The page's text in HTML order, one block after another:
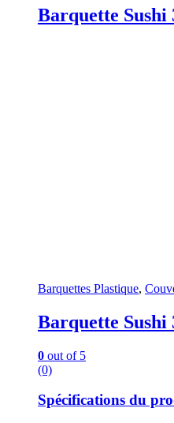
Barquette Sushi
Barquettes Plastique,
Barquette Sushi
0 out of 5
(0)
Spécifications du